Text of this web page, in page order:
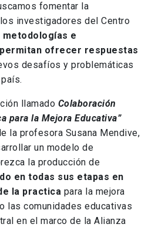
fomentar la
investigadores del Centro
metodologías e
ofrecer respuestas
desafíos y problemáticas
llamado Colaboración
para la Mejora Educativa”
la profesora Susana Mendive,
un modelo de
la producción de
en todas sus etapas en
la practica para la mejora
las comunidades educativas
en el marco de la Alianza